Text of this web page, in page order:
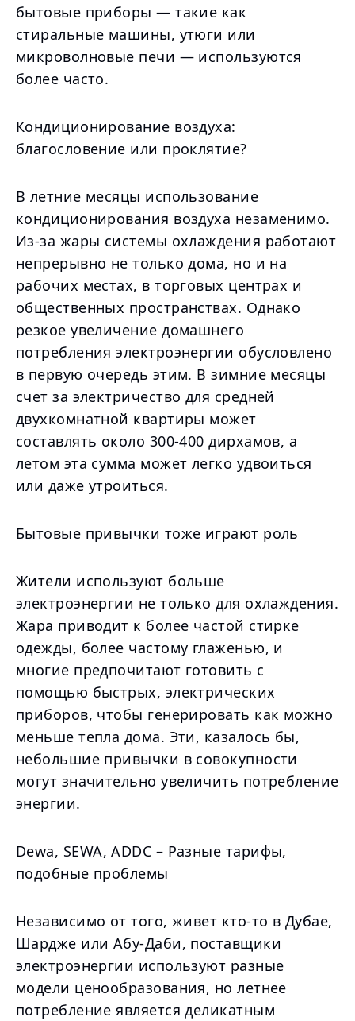
бытовые приборы — такие как
стиральные машины, утюги или
микроволновые печи — используются
более часто.
Кондиционирование воздуха:
благословение или проклятие?
В летние месяцы использование
кондиционирования воздуха незаменимо.
Из-за жары системы охлаждения работают
непрерывно не только дома, но и на
рабочих местах, в торговых центрах и
общественных пространствах. Однако
резкое увеличение домашнего
потребления электроэнергии обусловлено
в первую очередь этим. В зимние месяцы
счет за электричество для средней
двухкомнатной квартиры может
составлять около 300-400 дирхамов, а
летом эта сумма может легко удвоиться
или даже утроиться.
Бытовые привычки тоже играют роль
Жители используют больше
электроэнергии не только для охлаждения.
Жара приводит к более частой стирке
одежды, более частому глаженью, и
многие предпочитают готовить с
помощью быстрых, электрических
приборов, чтобы генерировать как можно
меньше тепла дома. Эти, казалось бы,
небольшие привычки в совокупности
могут значительно увеличить потребление
энергии.
Dewa, SEWA, ADDC – Разные тарифы,
подобные проблемы
Независимо от того, живет кто-то в Дубае,
Шардже или Абу-Даби, поставщики
электроэнергии используют разные
модели ценообразования, но летнее
потребление является деликатным